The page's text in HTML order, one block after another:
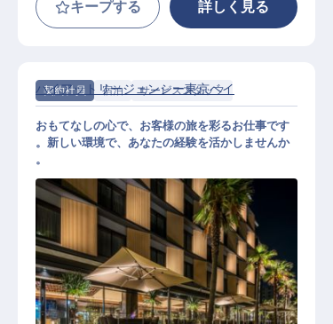
キープする 詳しく見る
契約社員 宿泊 サービススタッフ
宿泊オペレーター/コンシェルジュ
ハイアットリージェンシー東京ベイ
おもてなしの心で、お客様の旅を彩るお仕事です
。新しい環境で、あなたの経験を活かしませんか
。